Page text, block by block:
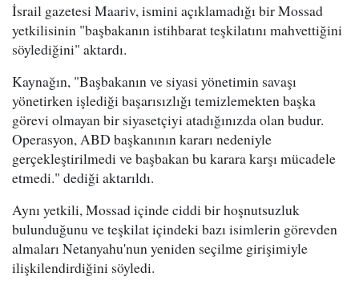
İsrail gazetesi Maariv, ismini açıklamadığı bir Mossad
yetkilisinin "başbakanın istihbarat teşkilatını mahvettiğini
söylediğini" aktardı.
Kaynağın, "Başbakanın ve siyasi yönetimin savaşı
yönetirken işlediği başarısızlığı temizlemekten başka
görevi olmayan bir siyasetçiyi atadığınızda olan budur.
Operasyon, ABD başkanının kararı nedeniyle
gerçekleştirilmedi ve başbakan bu karara karşı mücadele
etmedi." dediği aktarıldı.
Aynı yetkili, Mossad içinde ciddi bir hoşnutsuzluk
bulunduğunu ve teşkilat içindeki bazı isimlerin görevden
almaları Netanyahu'nun yeniden seçilme girişimiyle
ilişkilendirdiğini söyledi.